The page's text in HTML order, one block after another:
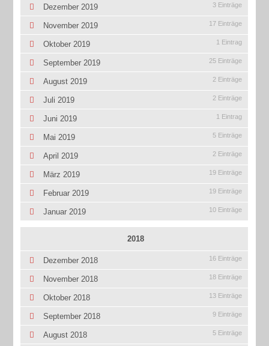
Dezember 2019 3 Einträge
November 2019 17 Einträge
Oktober 2019 1 Eintrag
September 2019 25 Einträge
August 2019 2 Einträge
Juli 2019 2 Einträge
Juni 2019 1 Eintrag
Mai 2019 5 Einträge
April 2019 2 Einträge
März 2019 19 Einträge
Februar 2019 19 Einträge
Januar 2019 10 Einträge
2018
Dezember 2018 16 Einträge
November 2018 18 Einträge
Oktober 2018 13 Einträge
September 2018 9 Einträge
August 2018 5 Einträge